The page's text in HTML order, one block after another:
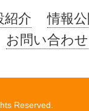
紹介
情報
お問い合わせ
Reserved.